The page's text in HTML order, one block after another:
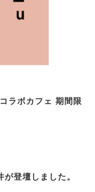
ラボカフェ 期間限